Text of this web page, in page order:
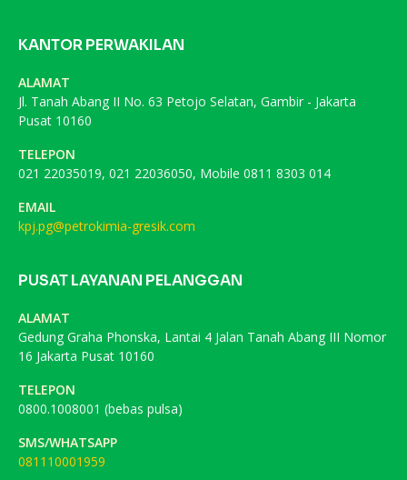
KANTOR PERWAKILAN
ALAMAT
Jl. Tanah Abang II No. 63 Petojo Selatan, Gambir - Jakarta
Pusat 10160
TELEPON
021 22035019, 021 22036050, Mobile 0811 8303 014
EMAIL
kpj.pg@petrokimia-gresik.com
PUSAT LAYANAN PELANGGAN
ALAMAT
Gedung Graha Phonska, Lantai 4 Jalan Tanah Abang III Nomor
16 Jakarta Pusat 10160
TELEPON
0800.1008001 (bebas pulsa)
SMS/WHATSAPP
081110001959